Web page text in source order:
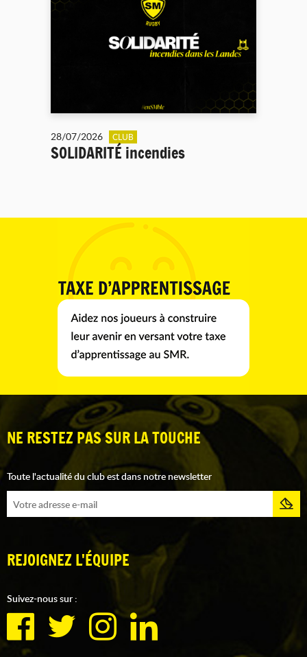
28/07/2026 CLUB
SOLIDARITÉ incendies
NE RESTEZ PAS SUR LA TOUCHE
Toute l'actualité du club est dans notre newsletter
REJOIGNEZ L'ÉQUIPE
Suivez-nous sur :